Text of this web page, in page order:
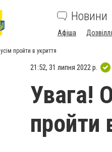
Новини
Афіша
пройти в укриття
21:52, 31 липня 2022 р.
Увага!
пройти